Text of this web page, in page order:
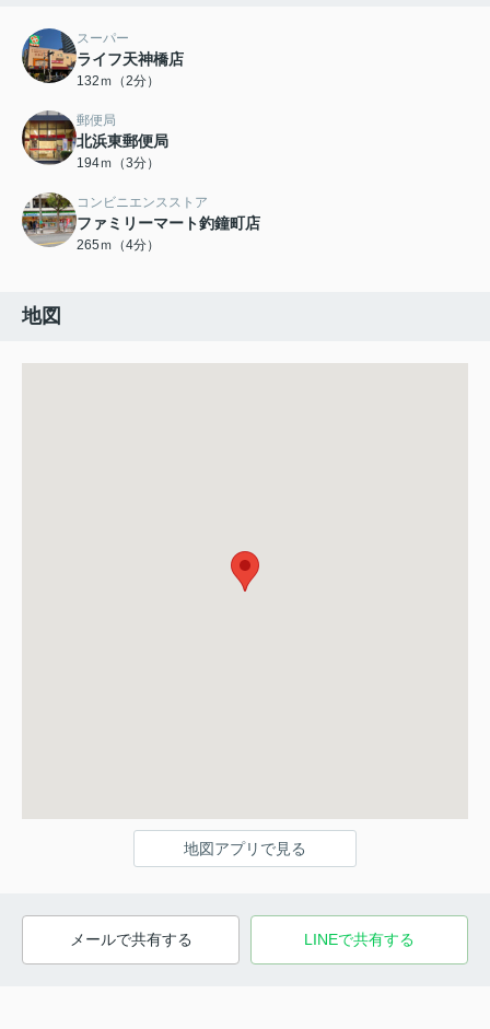
スーパー
ライフ天神橋店
132ｍ（2分）
郵便局
北浜東郵便局
194ｍ（3分）
コンビニエンスストア
ファミリーマート釣鐘町店
265ｍ（4分）
地図
地図アプリで見る
メールで共有する LINEで共有する